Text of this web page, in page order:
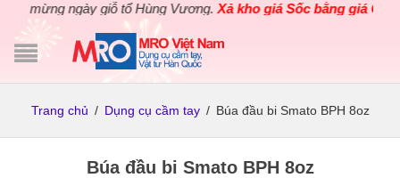
mừng ngày giỗ tổ Hùng Vương.Xả kho giá Sốc bằng giá Gốc
Trang chủ / Dụng cụ cầm tay / Búa đầu bi Smato BPH 8oz
Búa đầu bi Smato BPH 8oz